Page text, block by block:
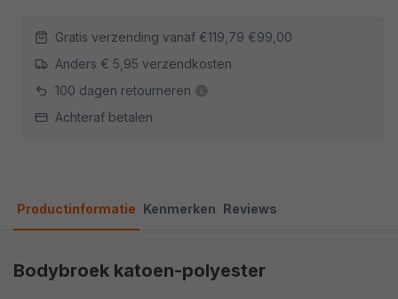
Gratis verzending vanaf €119,79 €99,00
Anders € 5,95 verzendkosten
100 dagen retourneren
Achteraf betalen
Productinformatie Kenmerken Reviews
Bodybroek katoen-polyester